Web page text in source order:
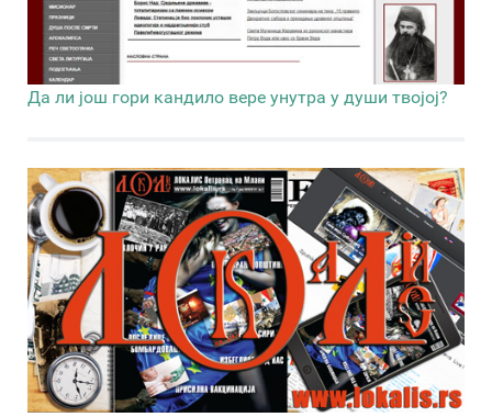
Да ли још гори кандило вере унутра у души твојој?